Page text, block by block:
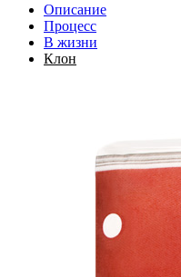
Описание
Процесс
В жизни
Клон